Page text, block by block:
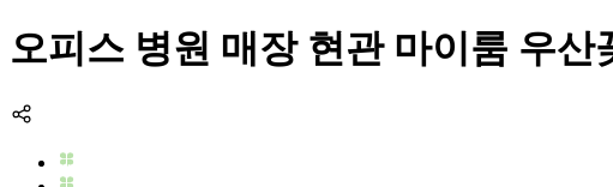
오피스 병원 매장 현관 마이룸 우산